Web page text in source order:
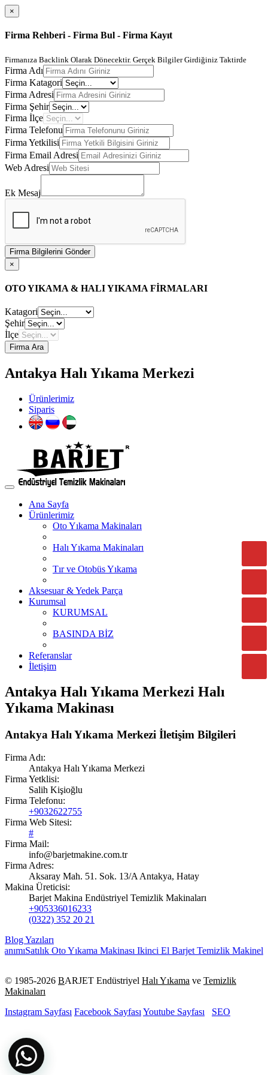
×
Firma Rehberi - Firma Bul - Firma Kayıt
Firmanıza Backlink Olarak Dönecektir. Gerçek Bilgiler Girdiğiniz Taktirde
Firma Adı
Firma Katagori
Firma Adresi
Firma Şehir
Firma İlçe
Firma Telefonu
Firma Yetkilisi
Firma Email Adresi
Web Adresi
Ek Mesaj
Firma Bilgilerini Gönder
×
OTO YIKAMA & HALI YIKAMA FİRMALARI
Katagori
Şehir
İlçe
Firma Ara
Antakya Halı Yıkama Merkezi
Ürünlerimiz
Siparis
Ana Sayfa
Ürünlerimiz
Oto Yıkama Makinaları
Halı Yıkama Makinaları
Tır ve Otobüs Yıkama
Aksesuar & Yedek Parça
Kurumsal
KURUMSAL
BASINDA BİZ
Referanslar
İletişim
Antakya Halı Yıkama Merkezi Halı
Yıkama Makinası
Antakya Halı Yıkama Merkezi İletişim Bilgileri
Firma Adı:
Antakya Halı Yıkama Merkezi
Firma Yetklisi:
Salih Kişioğlu
Firma Telefonu:
+9032622755
Firma Web Sitesi:
#
Firma Mail:
info@barjetmakine.com.tr
Firma Adres:
Aksaray Mah. 51. Sok. 13/A Antakya, Hatay
Makina Üreticisi:
Barjet Makina Endüstriyel Temizlik Makinaları
+905336016233
(0322) 352 20 21
Blog Yazıları
Satılık Oto Yıkama Makinası Ikinci El Barjet Temizlik
© 1985-2026 BARJET Endüstriyel Halı Yıkama ve Temizlik
Makinaları
Instagram Sayfası Facebook SayfasıYoutube Sayfası SEO